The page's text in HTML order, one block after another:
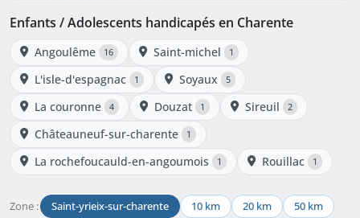
Enfants / Adolescents handicapés en Charente
Angoulême 16 Saint-michel 1
L'isle-d'espagnac 1 Soyaux 5
La couronne 4 Douzat 1 Sireuil 2
Châteauneuf-sur-charente 1
La rochefoucauld-en-angoumois 1 Rouillac 1
Zone : Saint-yrieix-sur-charente 10 km 20 km 50 km